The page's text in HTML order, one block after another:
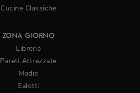
Cucine Classiche
ZONA GIORNO
Librerie
Pareti Attrezzate
Madie
Salotti